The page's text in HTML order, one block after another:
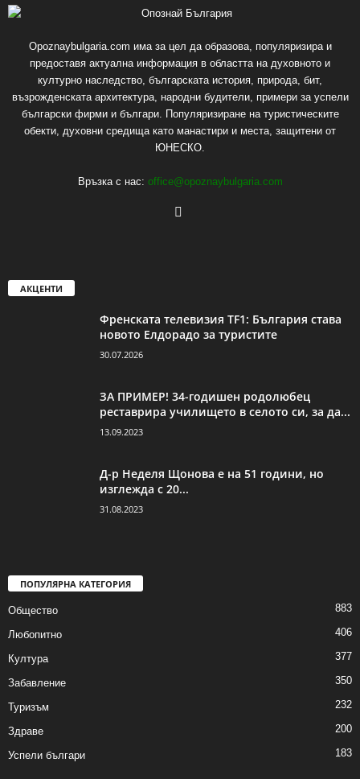
Opoznaybulgaria.com има за цел да образова, популяризира и
предоставя актуална информация в областта на духовното и
културно наследство, българската история, природа, бит,
възрожденската архитектура, народни будители, примери за успели
български фирми и българи. Популяризиране на туристическите
обекти, духовни средища като манастири и места, защитени от
ЮНЕСКО.
Връзка с нас: office@opoznaybulgaria.com
АКЦЕНТИ
Френската телевизия TF1: България става
новото Елдорадо за туристите
30.07.2026
ЗА ПРИМЕР! 34-годишен родолюбец
реставрира училището в селото си, за да...
13.09.2023
Д-р Неделя Щонова е на 51 години, но
изглежда с 20...
31.08.2023
ПОПУЛЯРНА КАТЕГОРИЯ
Общество 883
Любопитно 406
Култура 377
Забавление 350
Туризъм 232
Здраве 200
Успели българи 183